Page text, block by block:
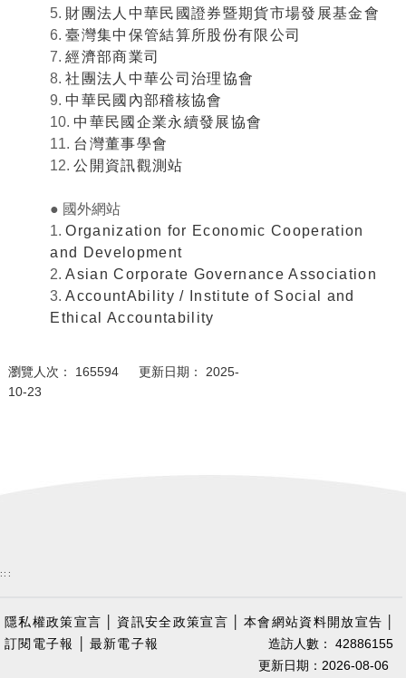
5. 財團法人中華民國證券暨期貨市場發展基金會
6.臺灣集中保管結算所股份有限公司
7.經濟部商業司
8.社團法人中華公司治理協會
9. 中華民國內部稽核協會
10. 中華民國企業永續發展協會
11. 台灣董事學會
12.公開資訊觀測站
● 國外網站
1.Organization for Economic Cooperation
and Development
2.Asian Corporate Governance Association
3.AccountAbility / Institute of Social and
Ethical Accountability
瀏覽人次： 165594 更新日期： 2025-
10-23
:::
隱私權政策宣言 資訊安全政策宣言 │本會網站資料開放宣告
訂閱電子報
最新電子報
造訪人數： 42886155
更新日期：2026-08-06